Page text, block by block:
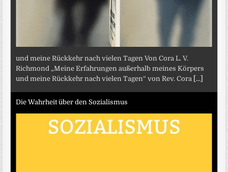
und meine Rückkehr nach vielen Tagen Von Cora L. V.
Richmond „Meine Erfahrungen außerhalb meines Körpers
und meine Rückkehr nach vielen Tagen“ von Rev. Cora [...]
Die Wahrheit über den Sozialismus